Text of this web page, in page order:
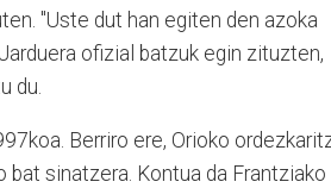
"Uste dut han egiten den azoka
ofizial batzuk egin zituzten,
du.
Berriro ere, Orioko
bat sinatzera. Kontua da Frantziako